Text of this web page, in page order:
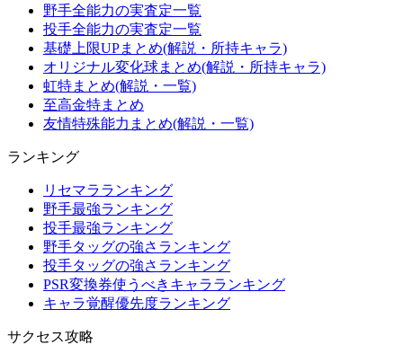
野手全能力の実査定一覧
投手全能力の実査定一覧
基礎上限UPまとめ(解説・所持キャラ)
オリジナル変化球まとめ(解説・所持キャラ)
虹特まとめ(解説・一覧)
至高金特まとめ
友情特殊能力まとめ(解説・一覧)
ランキング
リセマラランキング
野手最強ランキング
投手最強ランキング
野手タッグの強さランキング
投手タッグの強さランキング
PSR変換券使うべきキャラランキング
キャラ覚醒優先度ランキング
サクセス攻略